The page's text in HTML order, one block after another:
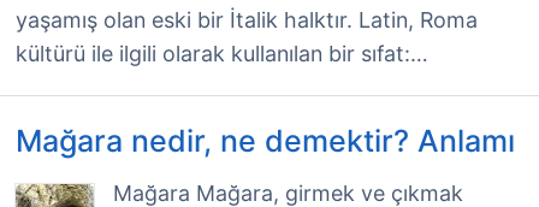
yaşamış olan eski bir İtalik halktır. Latin, Roma
kültürü ile ilgili olarak kullanılan bir sıfat:…
Mağara nedir, ne demektir? Anlamı
Mağara Mağara, girmek ve çıkmak